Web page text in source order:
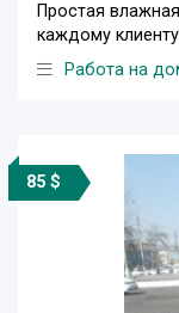
Простая
каждому
Работа на
85 $